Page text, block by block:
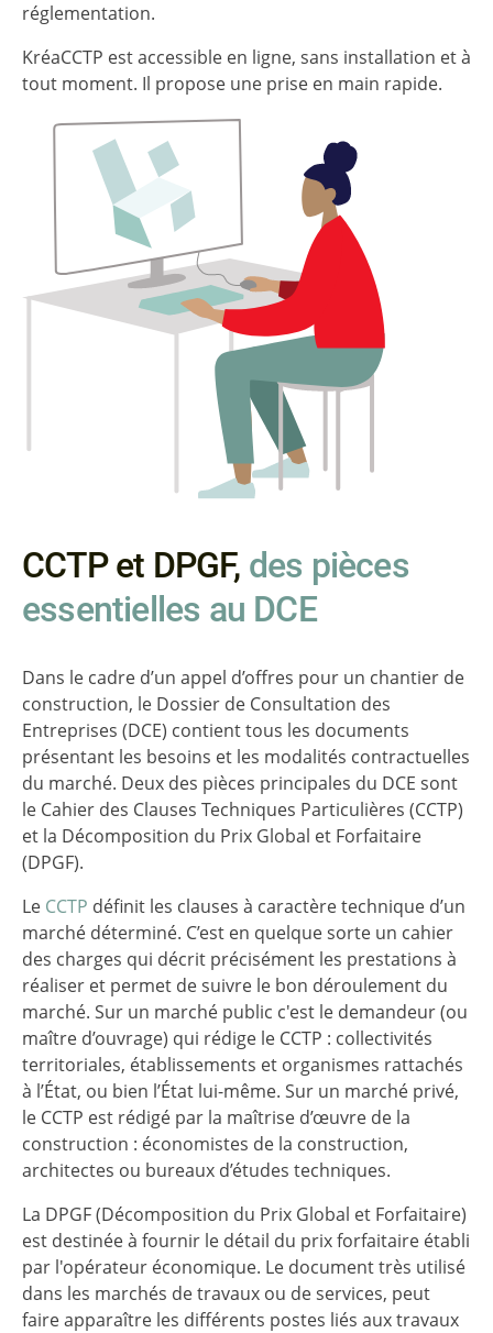
réglementation.
KréaCCTP est accessible en ligne, sans installation et à
tout moment. Il propose une prise en main rapide.
CCTP et DPGF, des pièces
essentielles au DCE
Dans le cadre d’un appel d’offres pour un chantier de
construction, le Dossier de Consultation des
Entreprises (DCE) contient tous les documents
présentant les besoins et les modalités contractuelles
du marché. Deux des pièces principales du DCE sont
le Cahier des Clauses Techniques Particulières (CCTP)
et la Décomposition du Prix Global et Forfaitaire
(DPGF).
Le CCTP définit les clauses à caractère technique d’un
marché déterminé. C’est en quelque sorte un cahier
des charges qui décrit précisément les prestations à
réaliser et permet de suivre le bon déroulement du
marché. Sur un marché public c'est le demandeur (ou
maître d’ouvrage) qui rédige le CCTP : collectivités
territoriales, établissements et organismes rattachés
à l’État, ou bien l’État lui-même. Sur un marché privé,
le CCTP est rédigé par la maîtrise d’œuvre de la
construction : économistes de la construction,
architectes ou bureaux d’études techniques.
La DPGF (Décomposition du Prix Global et Forfaitaire)
est destinée à fournir le détail du prix forfaitaire établi
par l'opérateur économique. Le document très utilisé
dans les marchés de travaux ou de services, peut
faire apparaître les différents postes liés aux travaux